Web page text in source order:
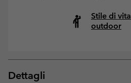
Stile di vita
outdoor
Dettagli